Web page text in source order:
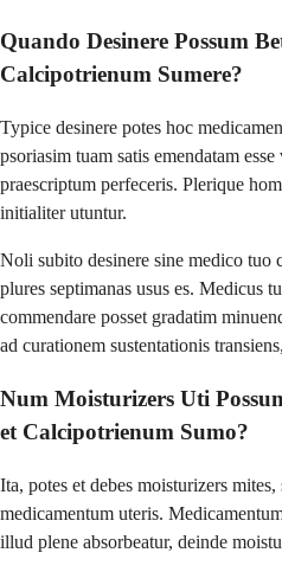
Quando Desinere Possum
Calcipotrienum Sumere?
Typice desinere potes hoc
psoriasim tuam satis emendatam
praescriptum perfeceris. Plerique
initialiter utuntur.
Noli subito desinere sine medico tuo
plures septimanas usus es. Medicus
commendare posset gradatim
ad curationem sustentationis
Num Moisturizers Uti
et Calcipotrienum Sumo?
Ita, potes et debes moisturizers
medicamentum uteris.
illud plene absorbeatur, deinde